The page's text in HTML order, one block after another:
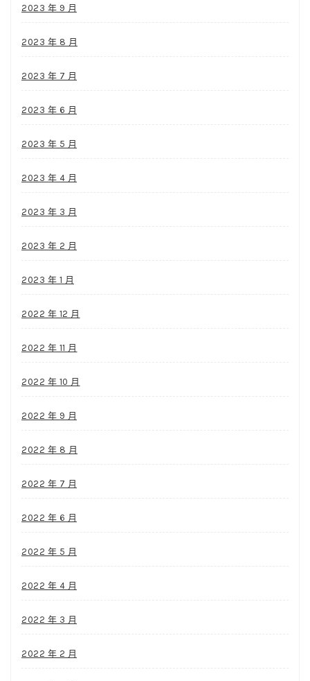
2023 年 9 月
2023 年 8 月
2023 年 7 月
2023 年 6 月
2023 年 5 月
2023 年 4 月
2023 年 3 月
2023 年 2 月
2023 年 1 月
2022 年 12 月
2022 年 11 月
2022 年 10 月
2022 年 9 月
2022 年 8 月
2022 年 7 月
2022 年 6 月
2022 年 5 月
2022 年 4 月
2022 年 3 月
2022 年 2 月